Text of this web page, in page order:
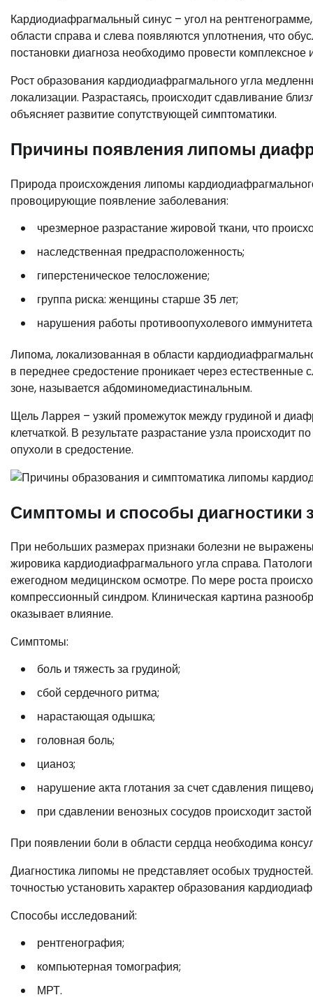
Кардиодиафрагмальный синус – угол на
области справа и слева появляются уплотнения, что
постановки диагноза необходимо провести комплексное
Рост образования кардиодиафрагмального угла
локализации. Разрастаясь, происходит сдавливание
объясняет развитие сопутствующей симптоматики.
Причины появления липомы
Природа происхождения липомы
провоцирующие появление заболевания:
чрезмерное разрастание жировой ткани, что
наследственная предрасположенность;
гиперстеническое телосложение;
группа риска: женщины старше 35 лет;
нарушения работы противоопухолевого
Липома, локализованная в области
в переднее средостение проникает через
зоне, называется абдоминомедиастинальным.
Щель Ларрея – узкий промежуток между грудиной и
клетчаткой. В результате разрастание узла происходит
опухоли в средостение.
Симптомы и способы диагностики
При небольших размерах признаки болезни не
жировика кардиодиафрагмального угла справа.
ежегодном медицинском осмотре. По мере роста
компрессионный синдром. Клиническая картина
оказывает влияние.
Симптомы:
боль и тяжесть за грудиной;
сбой сердечного ритма;
нарастающая одышка;
головная боль;
цианоз;
нарушение акта глотания за счет сдавления
при сдавлении венозных сосудов происходит
При появлении боли в области сердца необходима
Диагностика липомы не представляет особых
точностью установить характер образования
Способы исследований:
рентгенография;
компьютерная томография;
МРТ.